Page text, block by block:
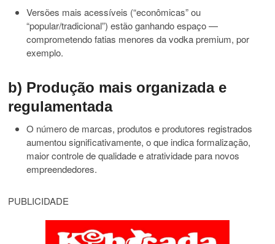
Versões mais acessíveis (“econômicas” ou
“popular/tradicional”) estão ganhando espaço —
comprometendo fatias menores da vodka premium, por
exemplo.
b) Produção mais organizada e
regulamentada
O número de marcas, produtos e produtores registrados
aumentou significativamente, o que indica formalização,
maior controle de qualidade e atratividade para novos
empreendedores.
PUBLICIDADE